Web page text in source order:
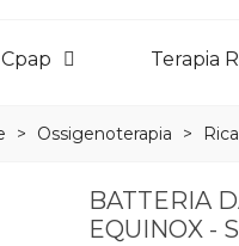
Terapia
> Ossigenoterapia >
BATTERIA
EQUINOX -